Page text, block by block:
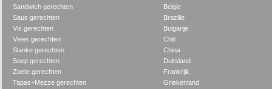
Sandwich gerechten
Saus gerechten
Vis gerechten
Vlees gerechten
Slanke gerechten
Soep gerechten
Zoete gerechten
Tapas+Mezze gerechten
Belgie
Brazilie
Bulgarije
Chili
China
Duitsland
Frankrijk
Griekenland